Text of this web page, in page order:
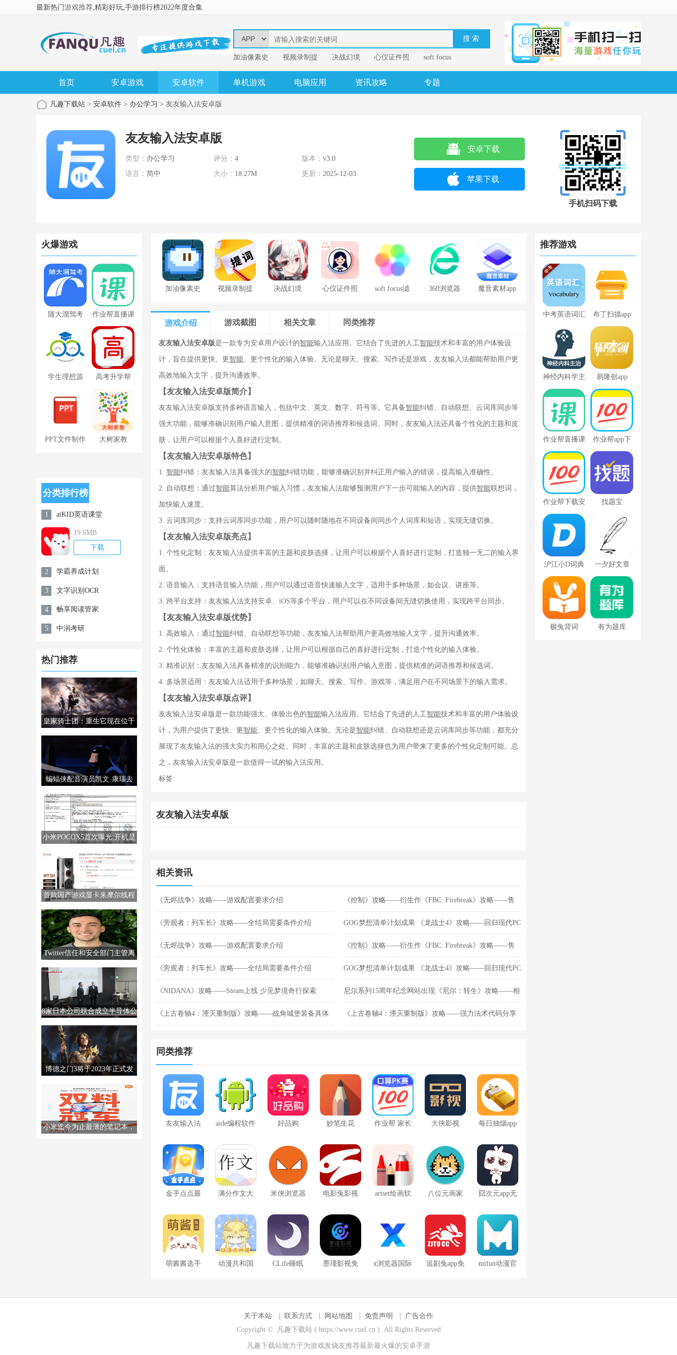
最新热门游戏推荐,精彩好玩,手游排行榜2022年度合集
加油像素史 视频录制提 决战幻境 心仪证件照
soft focus
幂果音频格
首页 安卓游戏 安卓软件 单机游戏 电脑应用 资讯攻略 专题
凡趣下载站 > 安卓软件 > 办公学习 > 友友输入法安卓版
友友输入法安卓版
类型： 办公学习 评分： 4 版本： v3.0
语言： 简中 大小： 18.27M 更新： 2025-12-03
安卓下载
苹果下载
手机扫码下载
火爆游戏
随大溜驾考 作业帮直播课
下载app
学生理想源
最新版
高考升学帮
PPT文件制作 大树家教
分类排行榜
1 aiKID英语课堂
19.6MB
下载
2 学霸养成计划
3 文字识别OCR
4 畅享阅读管家
5 中润考研
热门推荐
皇家骑士团：重生它现在位于
PS5/PS4/PC/NS上。
蝙蝠侠配音演员凯文·康瑞去
小米POCOX5首次曝光:开机是
首款国产游戏显卡来摩尔线程
MTTS80，售价2999元。
Twitter信任和安全部门主管离
职，销售经理撤回辞呈
8家日本公司联合成立半导体公
司Rapidus，制造高级芯片。
博德之门3将于2023年正式发
小米迄今为止最薄的笔记本，
加油像素史
新版
视频录制提 决战幻境 心仪证件照 soft focus滤 360浏览器 魔音素材app
游戏介绍 游戏截图 相关文章 同类推荐
友友输入法安卓版是一款专为安卓用户设计的智能输入法应用。它结合了先进的人工智能技术和丰富的用户体验设
计，旨在提供更快、更智能、更个性化的输入体验。无论是聊天、搜索、写作还是游戏，友友输入法都能帮助用户更
高效地输入文字，提升沟通效率。
【友友输入法安卓版简介】
友友输入法安卓版支持多种语言输入，包括中文、英文、数字、符号等。它具备智能纠错、自动联想、云词库同步等
强大功能，能够准确识别用户输入意图，提供精准的词语推荐和候选词。同时，友友输入法还具备个性化的主题和皮
肤，让用户可以根据个人喜好进行定制。
【友友输入法安卓版特色】
1. 智能纠错：友友输入法具备强大的智能纠错功能，能够准确识别并纠正用户输入的错误，提高输入准确性。
2. 自动联想：通过智能算法分析用户输入习惯，友友输入法能够预测用户下一步可能输入的内容，提供智能联想词，
加快输入速度。
3. 云词库同步：支持云词库同步功能，用户可以随时随地在不同设备间同步个人词库和短语，实现无缝切换。
【友友输入法安卓版亮点】
1. 个性化定制：友友输入法提供丰富的主题和皮肤选择，让用户可以根据个人喜好进行定制，打造独一无二的输入界
面。
2. 语音输入：支持语音输入功能，用户可以通过语音快速输入文字，适用于多种场景，如会议、讲座等。
3. 跨平台支持：友友输入法支持安卓、iOS等多个平台，用户可以在不同设备间无缝切换使用，实现跨平台同步。
【友友输入法安卓版优势】
1. 高效输入：通过智能纠错、自动联想等功能，友友输入法帮助用户更高效地输入文字，提升沟通效率。
2. 个性化体验：丰富的主题和皮肤选择，让用户可以根据自己的喜好进行定制，打造个性化的输入体验。
3. 精准识别：友友输入法具备精准的识别能力，能够准确识别用户输入意图，提供精准的词语推荐和候选词。
4. 多场景适用：友友输入法适用于多种场景，如聊天、搜索、写作、游戏等，满足用户在不同场景下的输入需求。
【友友输入法安卓版点评】
友友输入法安卓版是一款功能强大、体验出色的智能输入法应用。它结合了先进的人工智能技术和丰富的用户体验设
计，为用户提供了更快、更智能、更个性化的输入体验。无论是智能纠错、自动联想还是云词库同步等功能，都充分
展现了友友输入法的强大实力和用心之处。同时，丰富的主题和皮肤选择也为用户带来了更多的个性化定制可能。总
之，友友输入法安卓版是一款值得一试的输入法应用。
标签:
友友输入法安卓版
相关资讯
《无烬战争》攻略——游戏配置要求介绍 《控制》攻略——衍生作《FBC: Firebreak》攻略——售
价公布 6月17日上线
《旁观者：列车长》攻略——全结局需要条件介绍 GOG梦想清单计划成果 《龙战士4》攻略——回归现代PC
平台
《无烬战争》攻略——游戏配置要求介绍 《控制》攻略——衍生作《FBC: Firebreak》攻略——售
价公布 6月17日上线
《旁观者：列车长》攻略——全结局需要条件介绍 GOG梦想清单计划成果 《龙战士4》攻略——回归现代PC
平台
《NIDANA》攻略——Steam上线 少见梦境奇行探索 尼尔系列15周年纪念网站出现《尼尔：转生》攻略——相
关内容
《上古卷轴4：湮灭重制版》攻略——战角城堡装备具体 《上古卷轴4：湮灭重制版》攻略——强力法术代码分享
同类推荐
友友输入法 aide编程软件 好品购 妙笔生花
SketchBook
作业帮 家长 大侠影视 每日抽烟app
金手点点最 满分作文大 米侠浏览器 电影兔影视 artset绘画软 八位元画家 囧次元app无
萌酱酱选手 动漫共和国 CLife睡眠 墨瑾影视免 x浏览器国际 追剧兔app免 mifun动漫官
推荐游戏
中考英语词汇 布丁扫描app
神经内科学主 易隆创app
作业帮直播课
下载app
作业帮app下
载免费2022最
新版
作业帮下载安 找题宝
沪江小D词典
app去广告版
一夕好文章
极兔背词 有为题库
关于本站 联系方式 网站地图 免责声明
广告合作
Copyright © 凡趣下载站 ( https://www.cuel.cn ) .All Rights Reserved
凡趣下载站致力于为游戏发烧友推荐最新最火爆的安卓手游